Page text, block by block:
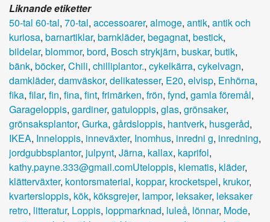
Liknande etiketter
50-tal 60-tal, 70-tal, accessoarer, almoge, antik, antik och
kuriosa, barnartiklar, barnkläder, begagnat, bestick,
bildelar, blommor, bord, Bosch strykjärn, buskar, butik,
bänk, böcker, Chili, chilliplantor., cykelkärra, cykelvagn,
damkläder, damväskor, delikatesser, E20, elvisp, Enhörna,
fika, filar, fin, fina, fint, frimärken, frön, fynd, gamla föremål,
Garageloppis, gardiner, gatuloppis, glas, grönsaker,
grönsaksplantor, Gurka, gårdsloppis, hantverk, husgeråd,
IKEA, Inneloppis, inneväxter, Inomhus, inredni g, inredning,
jordgubbsplantor, julpynt, Järna, kallax, kaprifol,
kathy.payne.333@gmail.comUteloppis, klematis, kläder,
klätterväxter, kontorsmaterial, koppar, krocketspel, krukor,
kvartersloppis, kök, köksgrejer, lampor, leksaker, leksaker
retro, litteratur, Loppis, loppmarknad, luleå, lönnar, Mode,